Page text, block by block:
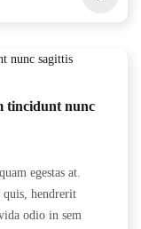
tincidunt nunc
egestas at.
quis, hendrerit
odio in sem